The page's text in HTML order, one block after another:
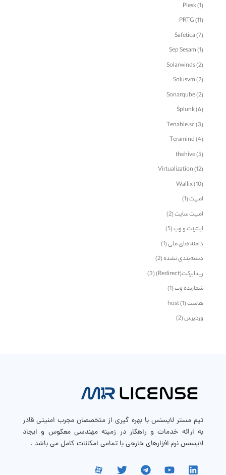
Plesk(1)
PRTG(11)
Safetica(7)
Sep Sesam(1)
Solarwinds(2)
Solusvm(2)
Sonarqube(2)
Splunk(6)
Tenable.sc(3)
Teramind(4)
thehive(5)
Virtualization(12)
Wallix(10)
امنیت(1)
امنیت سایت(2)
اینترنت و وب(5)
دامنه های ملی(1)
دسته‌بندی نشده(2)
ریدایرکت(Redirect)
(3)
شمارنده وب(1)
هاست host(1)
وردپرس(2)
تیم مستر لایسنس با بهره گیری از متخصصان مجرب امنیتی قادر
به ارائه خدمات و راهکار در زمینه مهندسی معکوس و ایجاد
لایسنس نرم افزارهای خارجی با تمامی امکانات کامل می باشد .